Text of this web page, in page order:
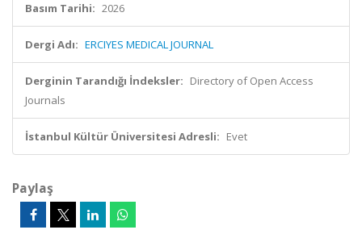
Basım Tarihi: 2026
Dergi Adı: ERCIYES MEDICAL JOURNAL
Derginin Tarandığı İndeksler: Directory of Open Access
Journals
İstanbul Kültür Üniversitesi Adresli: Evet
Paylaş